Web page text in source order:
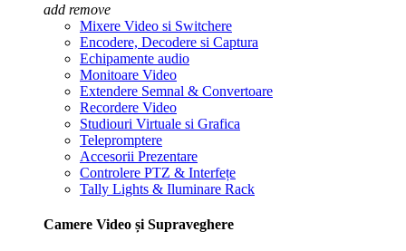
add remove
Mixere Video si Switchere
Encodere, Decodere si Captura
Echipamente audio
Monitoare Video
Extendere Semnal & Convertoare
Recordere Video
Studiouri Virtuale si Grafica
Telepromptere
Accesorii Prezentare
Controlere PTZ & Interfețe
Tally Lights & Iluminare Rack
Camere Video și Supraveghere